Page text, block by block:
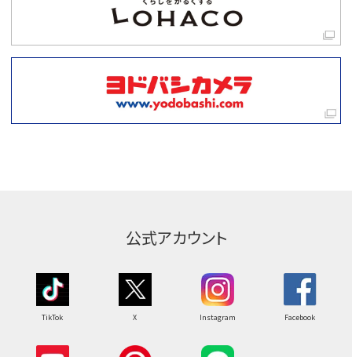
公式アカウント
TikTok X Instagram Facebook